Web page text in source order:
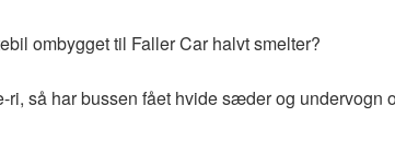
ombygget til Faller Car halvt smelter?
så har bussen fået hvide sæder og undervogn